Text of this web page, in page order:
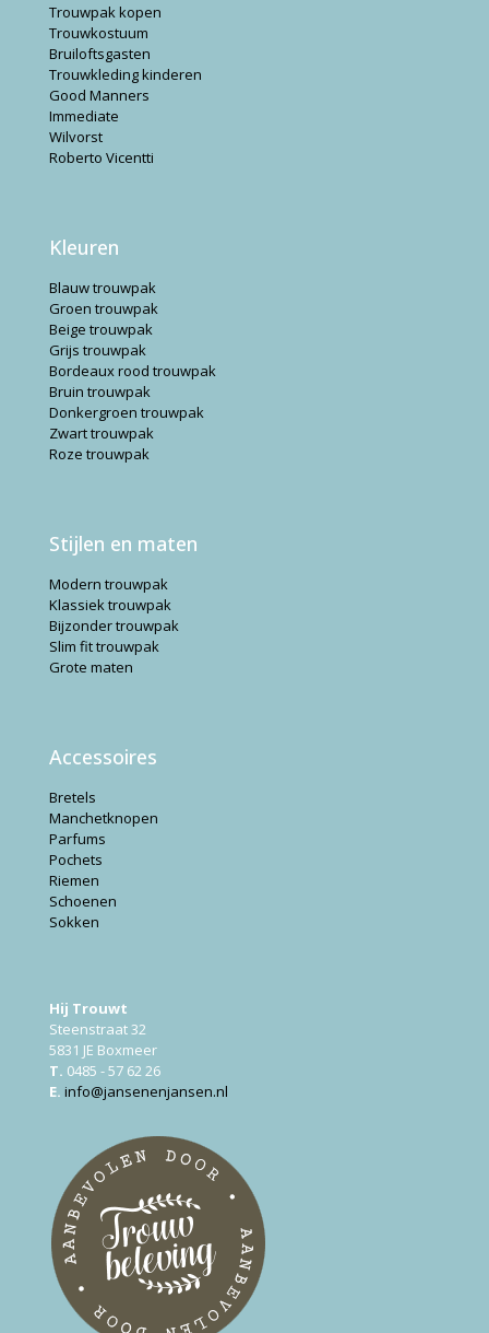
Trouwpak kopen
Trouwkostuum
Bruiloftsgasten
Trouwkleding kinderen
Good Manners
Immediate
Wilvorst
Roberto Vicentti
Kleuren
Blauw trouwpak
Groen trouwpak
Beige trouwpak
Grijs trouwpak
Bordeaux rood trouwpak
Bruin trouwpak
Donkergroen trouwpak
Zwart trouwpak
Roze trouwpak
Stijlen en maten
Modern trouwpak
Klassiek trouwpak
Bijzonder trouwpak
Slim fit trouwpak
Grote maten
Accessoires
Bretels
Manchetknopen
Parfums
Pochets
Riemen
Schoenen
Sokken
Hij Trouwt
Steenstraat 32
5831 JE Boxmeer
T. 0485 - 57 62 26
E. info@jansenenjansen.nl